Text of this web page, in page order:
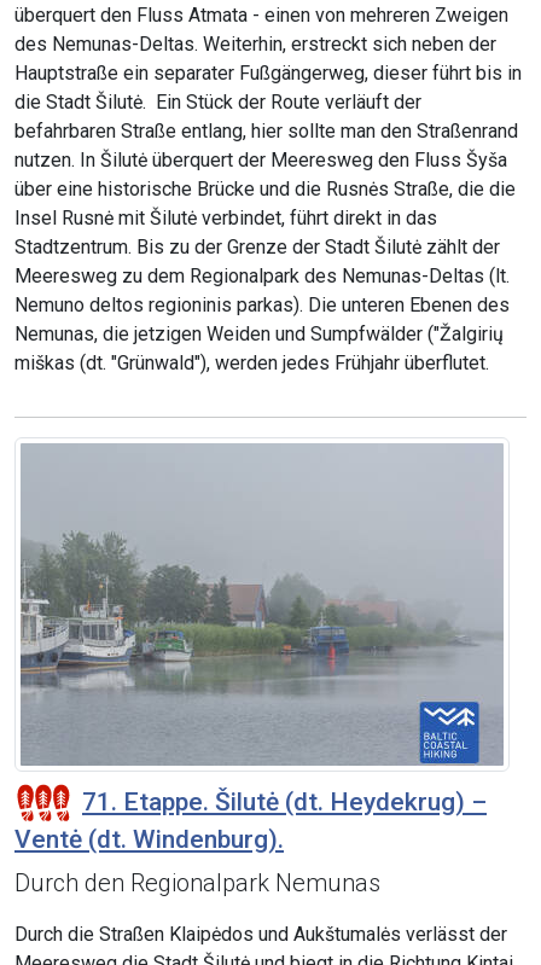
überquert den Fluss Atmata - einen von mehreren Zweigen
des Nemunas-Deltas. Weiterhin, erstreckt sich neben der
Hauptstraße ein separater Fußgängerweg, dieser führt bis in
die Stadt Šilutė. Ein Stück der Route verläuft der
befahrbaren Straße entlang, hier sollte man den Straßenrand
nutzen. In Šilutė überquert der Meeresweg den Fluss Šyša
über eine historische Brücke und die Rusnės Straße, die die
Insel Rusnė mit Šilutė verbindet, führt direkt in das
Stadtzentrum. Bis zu der Grenze der Stadt Šilutė zählt der
Meeresweg zu dem Regionalpark des Nemunas-Deltas (lt.
Nemuno deltos regioninis parkas). Die unteren Ebenen des
Nemunas, die jetzigen Weiden und Sumpfwälder ("Žalgirių
miškas (dt. "Grünwald"), werden jedes Frühjahr überflutet.
71. Etappe. Šilutė (dt. Heydekrug) –
Ventė (dt. Windenburg).
Durch den Regionalpark Nemunas
Durch die Straßen Klaipėdos und Aukštumalės verlässt der